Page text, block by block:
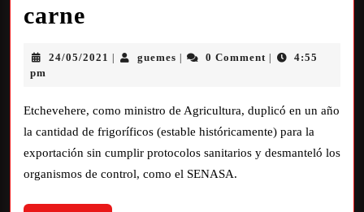
carne
24/05/2021 guemes 0 Comment
4:55
pm
Etchevehere, como ministro de Agricultura, duplicó en un año
la cantidad de frigoríficos (estable históricamente) para la
exportación sin cumplir protocolos sanitarios y desmanteló los
organismos de control, como el SENASA.